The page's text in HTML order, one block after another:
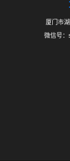
厦门市
微信号